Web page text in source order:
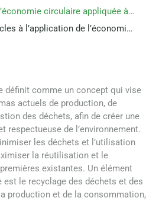
Les bénéfices de l’économie circulaire appliquée à la ferraille
Les défis et obstacles à l’application de l’économie circulaire à la ferraille
définit comme un concept qui vise
actuels de production, de
des déchets, afin de créer une
respectueuse de l’environnement.
les déchets et l’utilisation
la réutilisation et le
existantes. Un élément
le recyclage des déchets et des
production et de la consommation,